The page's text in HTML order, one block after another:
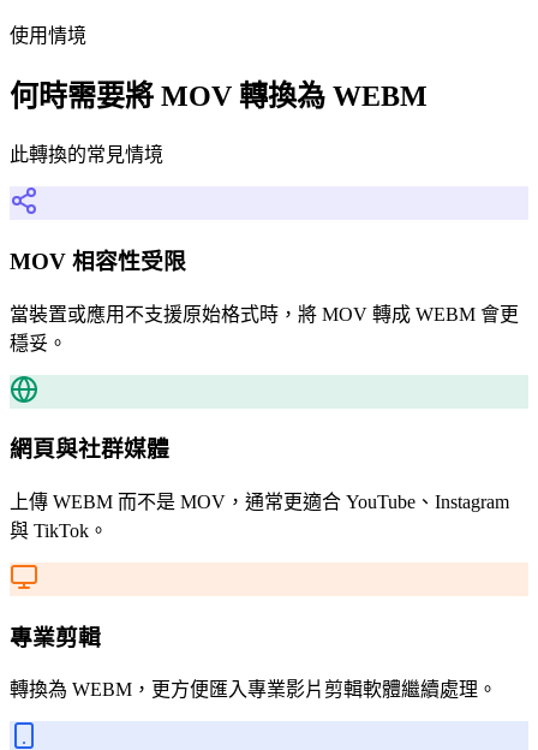
使用情境
何時需要將 MOV 轉換為 WEBM
此轉換的常見情境
MOV 相容性受限
當裝置或應用不支援原始格式時，將 MOV 轉成 WEBM 會更
穩妥。
網頁與社群媒體
上傳 WEBM 而不是 MOV，通常更適合 YouTube、Instagram
與 TikTok。
專業剪輯
轉換為 WEBM，更方便匯入專業影片剪輯軟體繼續處理。